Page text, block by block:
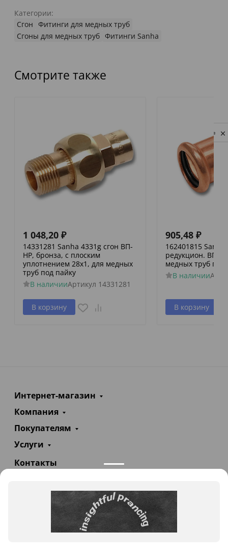
Категории:
Сгон Фитинги для медных труб
Сгоны для медных труб Фитинги Sanha
Смотрите также
1 048,20 ₽
14331281 Sanha 4331g сгон ВП-
НР, бронза, с плоским
уплотнением 28x1, для медных
труб под пайку
В наличииАртикул 14331281
В корзину
905,48 ₽
162401815
редукцион. ВПр-
медных труб
В наличии
В корзину
Интернет-магазин
Компания
Покупателям
Услуги
Контакты
info@teploexpert.com
Пн—Сб 09:00 – 18:00
Privacy notice